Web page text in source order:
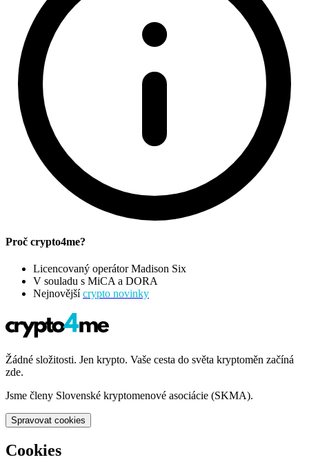
Proč crypto4me?
Licencovaný operátor Madison Six
V souladu s MiCA a DORA
Nejnovějšícrypto novinky
Žádné složitosti. Jen krypto. Vaše cesta do světa kryptoměn začíná
zde.
Jsme členy Slovenské kryptomenové asociácie (SKMA).
Spravovat cookies
Cookies